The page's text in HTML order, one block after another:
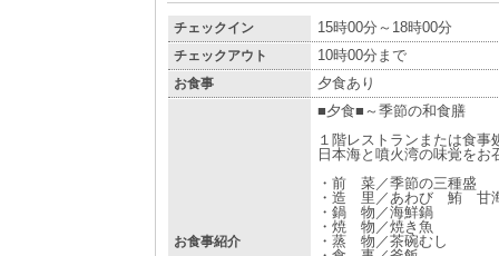
チェックイン 15時00分～18時00分
チェックアウト 10時00分まで
お食事 夕食あり
お食事紹介
■夕食■～季節の和食膳
１階レストランまたは食事
日本海と噴火湾の味覚をお
・前 菜／季節の三種盛
・造 里／あわび 鮪 甘
・鍋 物／海鮮鍋
・焼 物／焼き魚
・蒸 物／茶碗むし